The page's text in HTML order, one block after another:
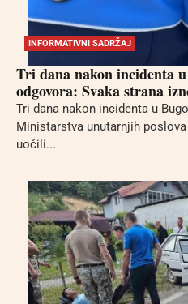
INFORMATIVNI SADRŽAJ
Tri dana nakon incidenta
odgovora: Svaka strana
Tri dana nakon incidenta u
Ministarstva unutarnjih
uočili...